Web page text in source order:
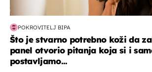
POKROVITELJ BIPA
Što je stvarno potrebno koži da
panel otvorio pitanja koja si i
postavljamo...